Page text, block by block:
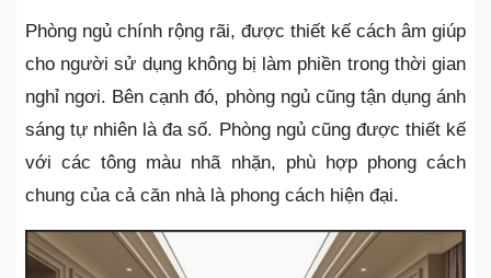
Phòng ngủ chính rộng rãi, được thiết kế cách âm giúp
cho người sử dụng không bị làm phiền trong thời gian
nghỉ ngơi. Bên cạnh đó, phòng ngủ cũng tận dụng ánh
sáng tự nhiên là đa số. Phòng ngủ cũng được thiết kế
với các tông màu nhã nhặn, phù hợp phong cách
chung của cả căn nhà là phong cách hiện đại.